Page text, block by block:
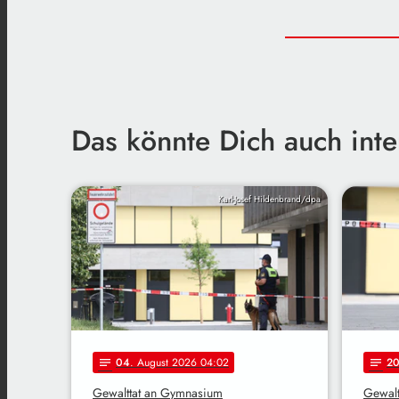
Das könnte Dich auch
Karl-Josef Hildenbrand/dpa
notes 04. August 2026 04:02
Gewalttat an Gymnasium
notes 20